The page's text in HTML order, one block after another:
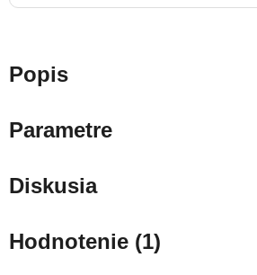
Popis
Parametre
Diskusia
Hodnotenie (1)